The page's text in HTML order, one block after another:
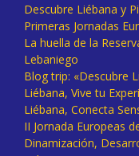
Descubre Liébana y
Primeras Jornadas
La huella de la
Lebaniego
Blog trip: «Descubre
Liébana, Vive tu
Liébana, Conecta
II Jornada Europeas
Dinamización,